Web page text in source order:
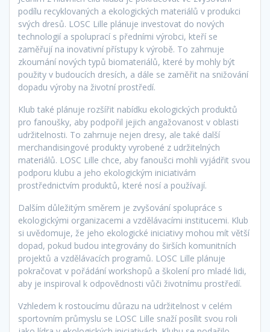
podílu recyklovaných a ekologických materiálů v produkci
svých dresů. LOSC Lille plánuje investovat do nových
technologií a spoluprací s předními výrobci, kteří se
zaměřují na inovativní přístupy k výrobě. To zahrnuje
zkoumání nových typů biomateriálů, které by mohly být
použity v budoucích dresích, a dále se zaměřit na snižování
dopadu výroby na životní prostředí.
Klub také plánuje rozšířit nabídku ekologických produktů
pro fanoušky, aby podpořil jejich angažovanost v oblasti
udržitelnosti. To zahrnuje nejen dresy, ale také další
merchandisingové produkty vyrobené z udržitelných
materiálů. LOSC Lille chce, aby fanoušci mohli vyjádřit svou
podporu klubu a jeho ekologickým iniciativám
prostřednictvím produktů, které nosí a používají.
Dalším důležitým směrem je zvyšování spolupráce s
ekologickými organizacemi a vzdělávacími institucemi. Klub
si uvědomuje, že jeho ekologické iniciativy mohou mít větší
dopad, pokud budou integrovány do širších komunitních
projektů a vzdělávacích programů. LOSC Lille plánuje
pokračovat v pořádání workshopů a školení pro mladé lidi,
aby je inspiroval k odpovědnosti vůči životnímu prostředí.
Vzhledem k rostoucímu důrazu na udržitelnost v celém
sportovním průmyslu se LOSC Lille snaží posílit svou roli